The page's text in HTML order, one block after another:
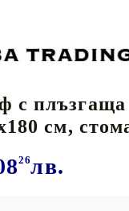
и софтбол
и лакрос
спортно
плъзгаща
см,
26лв.